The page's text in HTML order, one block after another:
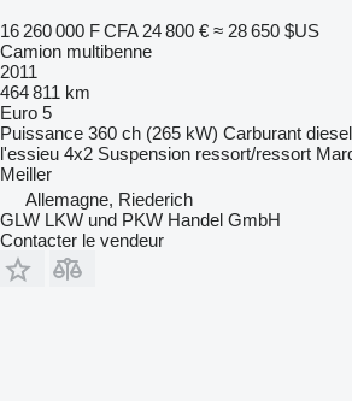
16 260 000 F CFA 24 800 € ≈ 28 650 $US
Camion multibenne
2011
464 811 km
Euro 5
Puissance 360 ch (265 kW) Carburant diesel
l'essieu 4x2 Suspension ressort/ressort
Meiller
Allemagne, Riederich
GLW LKW und PKW Handel GmbH
Contacter le vendeur